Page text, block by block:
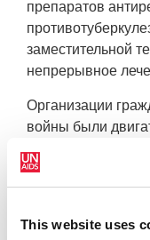
This website uses
препаратов
заместительной
непрерывное
Организации
войны были
на ВИЧ вместе с
общественного
в течение всего